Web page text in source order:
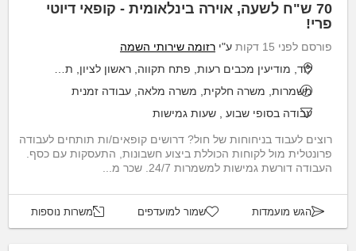
70 ש"ח לשעה, אוירה בינלאומית - קופאי דיוטי
פרי!
פורסם לפני 15 דקות ע"י רזומה שירותי השמה
לוד, מודיעין מכבים רעות, פתח תקווה, ראשון לציון, תל אביב יפו
משמרות, משרה חלקית, משרה מלאה, עבודה זמנית
עבודה בסופי שבוע
שעות גמישות
רוצים לעבוד בניחוחות של חול? דרושים קופאים/ות תותחים לעבודה
פרונטלית מול לקוחות הכוללת ביצוע חשבונות, התעסקות עם כסף.
העבודה דורשת גמישות למשמרות 24/7. שכר מ...
הגש מועמדות שמור למועדפים משרות נוספות